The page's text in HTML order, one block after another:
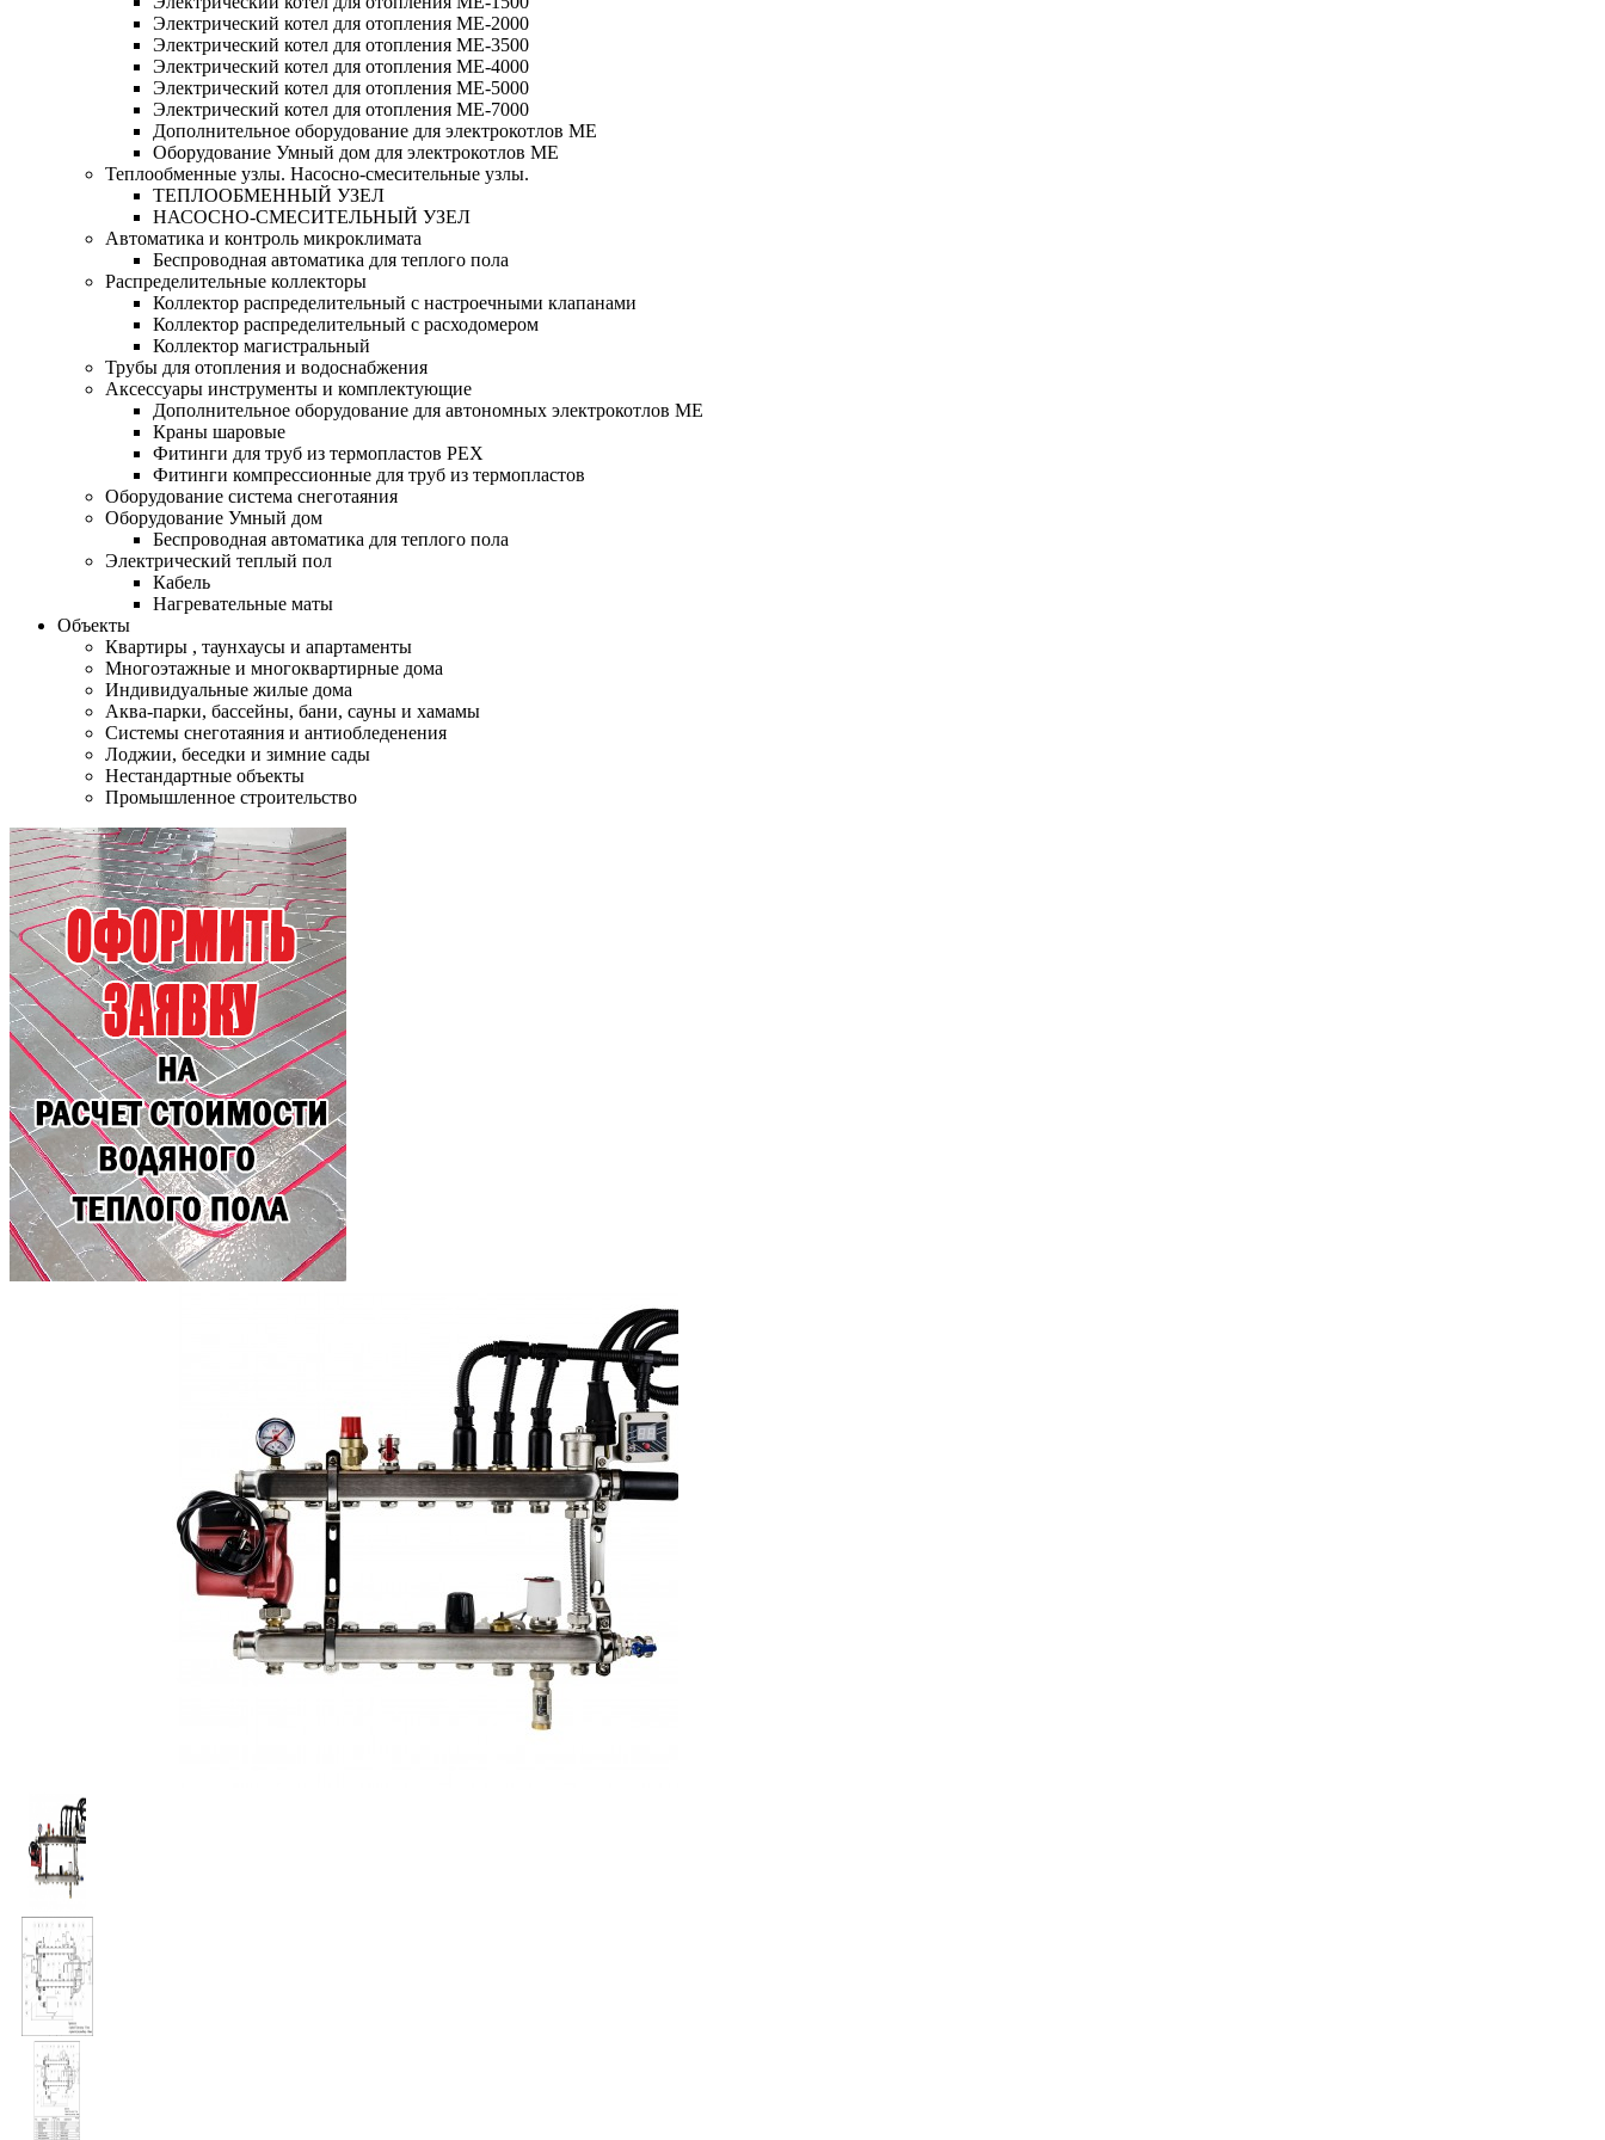
Электрический котел для отопления МЕ-2000
Электрический котел для отопления МЕ-3500
Электрический котел для отопления МЕ-4000
Электрический котел для отопления МЕ-5000
Электрический котел для отопления МЕ-7000
Дополнительное оборудование для электрокотлов МЕ
Оборудование Умный дом для электрокотлов МЕ
Теплообменные узлы. Насосно-смесительные узлы.
ТЕПЛООБМЕННЫЙ УЗЕЛ
НАСОСНО-СМЕСИТЕЛЬНЫЙ УЗЕЛ
Автоматика и контроль микроклимата
Беспроводная автоматика для теплого пола
Распределительные коллекторы
Коллектор распределительный с настроечными клапанами
Коллектор распределительный с расходомером
Коллектор магистральный
Трубы для отопления и водоснабжения
Аксессуары инструменты и комплектующие
Дополнительное оборудование для автономных электрокотлов МЕ
Краны шаровые
Фитинги для труб из термопластов PEX
Фитинги компрессионные для труб из термопластов
Оборудование система снеготаяния
Оборудование Умный дом
Беспроводная автоматика для теплого пола
Электрический теплый пол
Кабель
Нагревательные маты
Объекты
Квартиры , таунхаусы и апартаменты
Многоэтажные и многоквартирные дома
Индивидуальные жилые дома
Аква-парки, бассейны, бани, сауны и хамамы
Системы снеготаяния и антиобледенения
Лоджии, беседки и зимние сады
Нестандартные объекты
Промышленное строительство